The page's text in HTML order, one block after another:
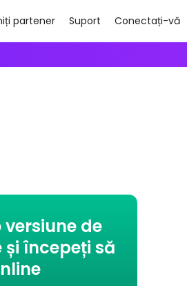
partener Suport Conectați-vă
versiune de
începeți să